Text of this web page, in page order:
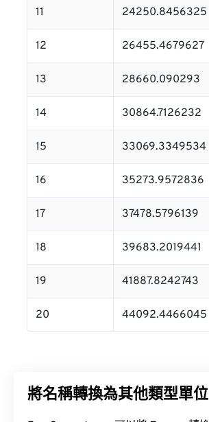
11 24250.8456325
12 26455.4679627
13 28660.090293
14 30864.7126232
15 33069.3349534
16 35273.9572836
17 37478.5796139
18 39683.2019441
19 41887.8242743
20 44092.4466045
將名稱轉換為其他類型單位